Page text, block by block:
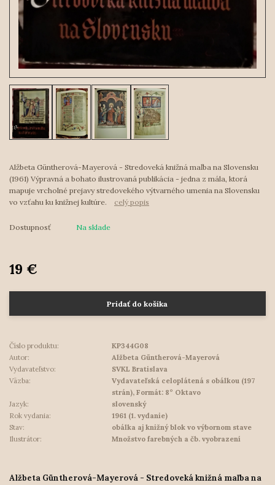
Alžbeta Güntherová-Mayerová - Stredoveká knižná maľba na Slovensku
(1961) Výpravná a bohato ilustrovaná publikácia - jedna z mála, ktorá
mapuje vrcholné prejavy stredovekého výtvarného umenia na Slovensku
vo vzťahu ku knižnej kultúre. celý popis
Dostupnosť Na sklade
19 €
Pridať do košíka
Číslo produktu:
KP344G08
Autor:
Alžbeta Güntherová-Mayerová
Vydavateľstvo:
SVKL Bratislava
Väzba:
Vydavateľská celoplátená s obálkou (197
strán), Formát: 8° Oktavo
Jazyk:
slovenský
Rok vydania:
1961 (1. vydanie)
Stav:
obálka aj knižný blok vo výbornom stave
Ilustrátor:
Množstvo farebných a čb. vyobrazení
Alžbeta Güntherová-Mayerová - Stredoveká knižná maľba na